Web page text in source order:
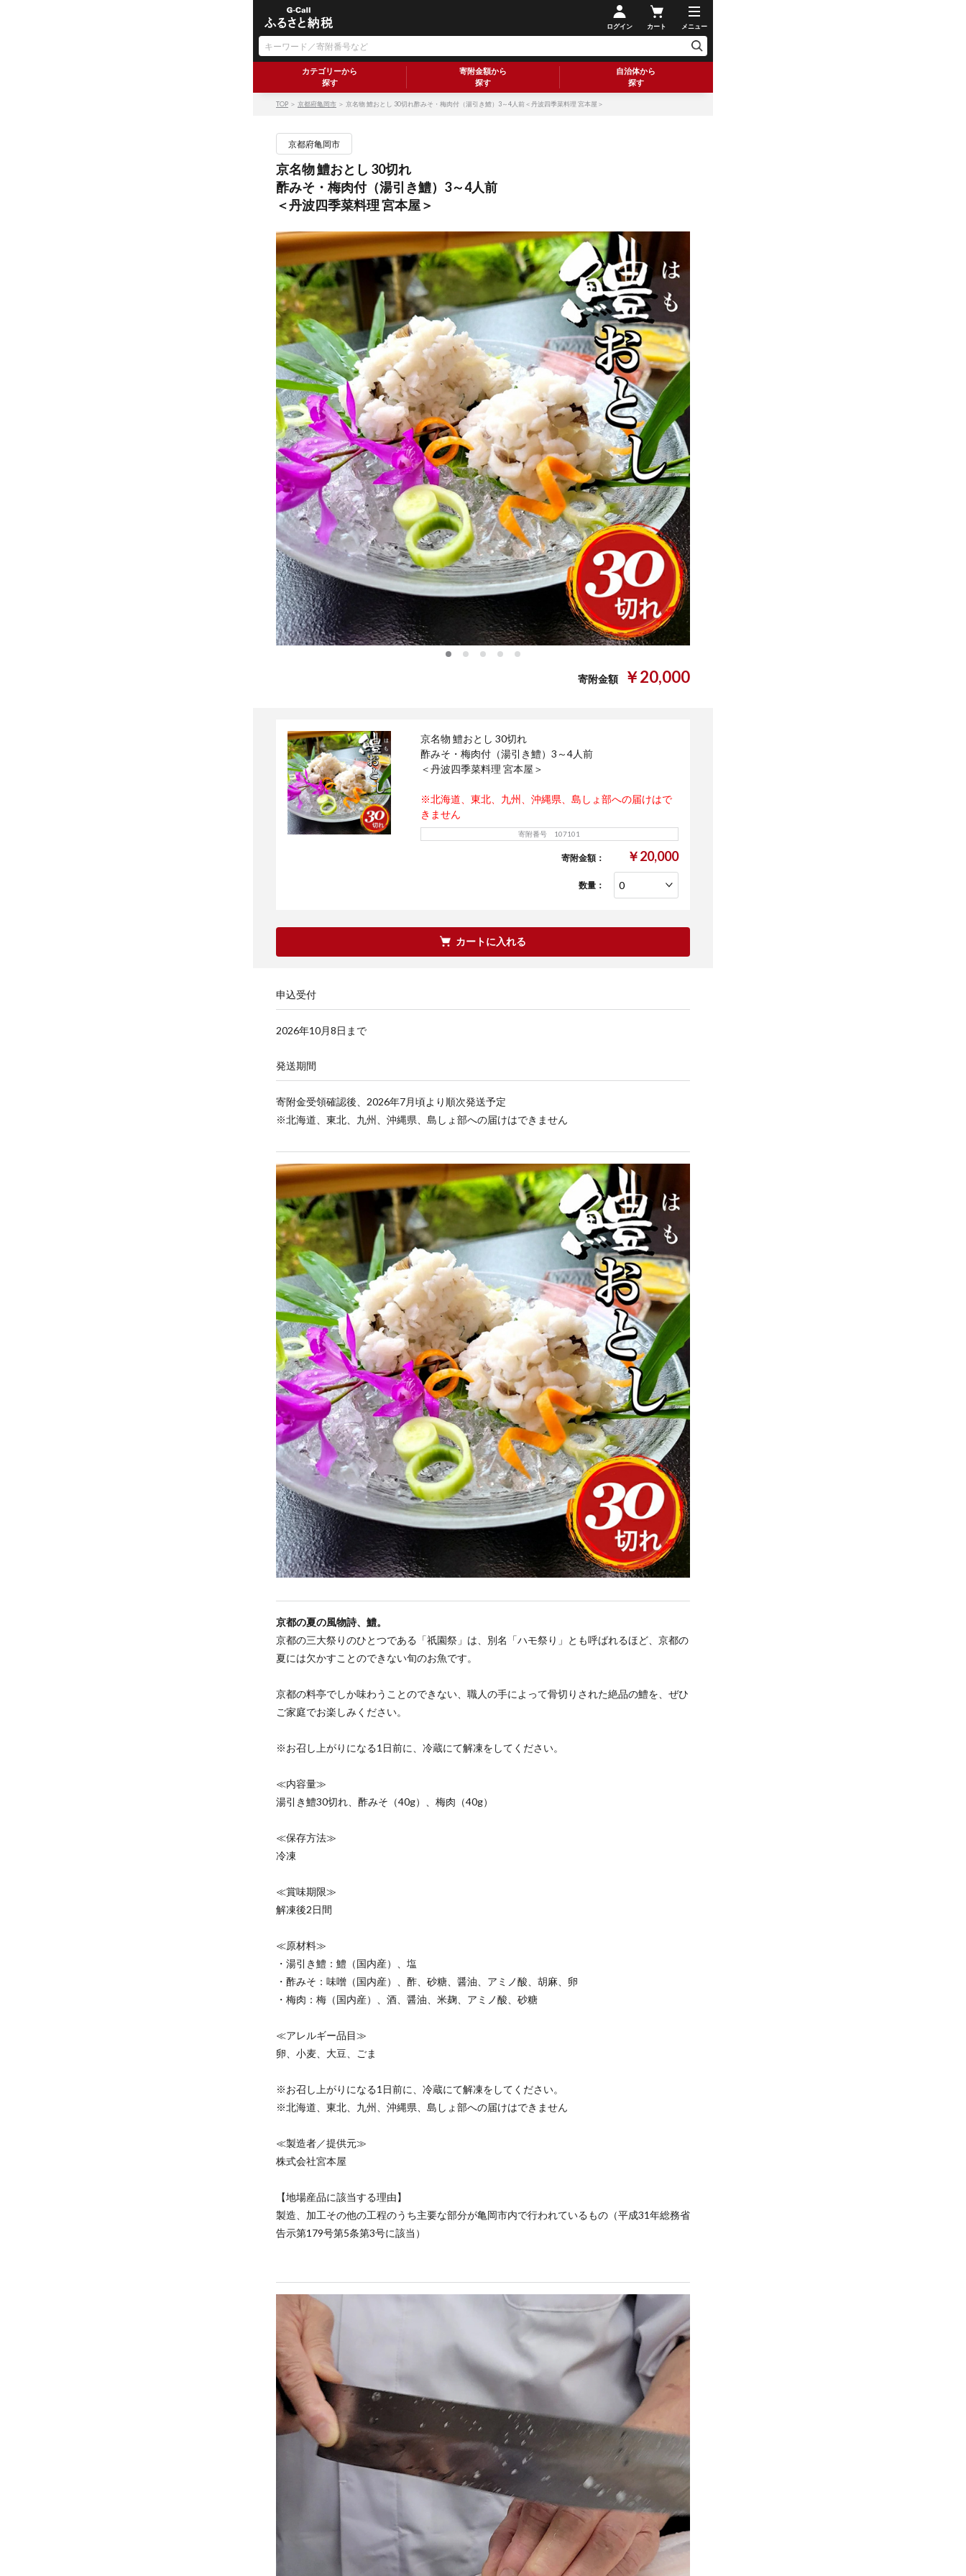
ログイン カート メニュー
カテゴリーから
探す
寄附金額から
探す
自治体から
探す
TOP ＞ 京都府亀岡市 ＞ 京名物 鱧おとし 30切れ酢みそ・梅肉付（湯引き鱧）3～4人前＜丹波四季菜料理 宮本屋＞
京都府亀岡市
京名物 鱧おとし 30切れ
酢みそ・梅肉付（湯引き鱧）3～4人前
＜丹波四季菜料理 宮本屋＞
寄附金額 ￥20,000
京名物 鱧おとし 30切れ
酢みそ・梅肉付（湯引き鱧）3～4人前
＜丹波四季菜料理 宮本屋＞
※北海道、東北、九州、沖縄県、島しょ部への届けはで
きません
寄附番号 107101
寄附金額： ￥20,000
数量：
カートに入れる
申込受付
2026年10月8日まで
発送期間
寄附金受領確認後、2026年7月頃より順次発送予定
※北海道、東北、九州、沖縄県、島しょ部への届けはできません
京都の夏の風物詩、鱧。
京都の三大祭りのひとつである「祇園祭」は、別名「ハモ祭り」とも呼ばれるほど、京都の
夏には欠かすことのできない旬のお魚です。
京都の料亭でしか味わうことのできない、職人の手によって骨切りされた絶品の鱧を、ぜひ
ご家庭でお楽しみください。
※お召し上がりになる1日前に、冷蔵にて解凍をしてください。
≪内容量≫
湯引き鱧30切れ、酢みそ（40g）、梅肉（40g）
≪保存方法≫
冷凍
≪賞味期限≫
解凍後2日間
≪原材料≫
・湯引き鱧：鱧（国内産）、塩
・酢みそ：味噌（国内産）、酢、砂糖、醤油、アミノ酸、胡麻、卵
・梅肉：梅（国内産）、酒、醤油、米麹、アミノ酸、砂糖
≪アレルギー品目≫
卵、小麦、大豆、ごま
※お召し上がりになる1日前に、冷蔵にて解凍をしてください。
※北海道、東北、九州、沖縄県、島しょ部への届けはできません
≪製造者／提供元≫
株式会社宮本屋
【地場産品に該当する理由】
製造、加工その他の工程のうち主要な部分が亀岡市内で行われているもの（平成31年総務省
告示第179号第5条第3号に該当）